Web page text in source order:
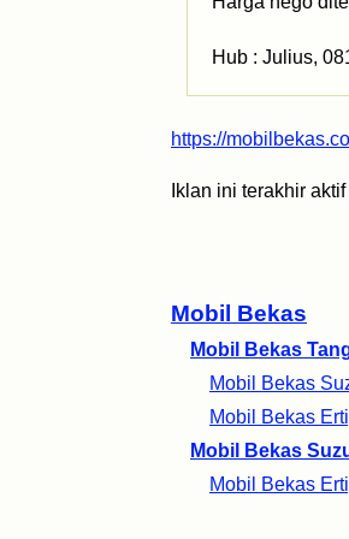
Mobil Bekas
Mobil Bekas
Mobil Bekas
Mobil Bekas
Mobil Bekas
Mobil Bekas
Hub : Julius,
https://
Iklan ini terakhir